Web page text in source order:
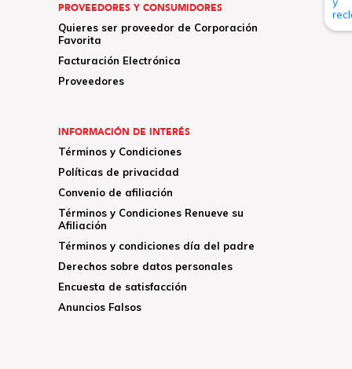
PROVEEDORES Y CONSUMIDORES
Quieres ser proveedor de Corporación
Favorita
Facturación Electrónica
Proveedores
INFORMACIÓN DE INTERÉS
Términos y Condiciones
Políticas de privacidad
Convenio de afiliación
Términos y Condiciones Renueve su
Afiliación
Términos y condiciones día del padre
Derechos sobre datos personales
Encuesta de satisfacción
Anuncios Falsos